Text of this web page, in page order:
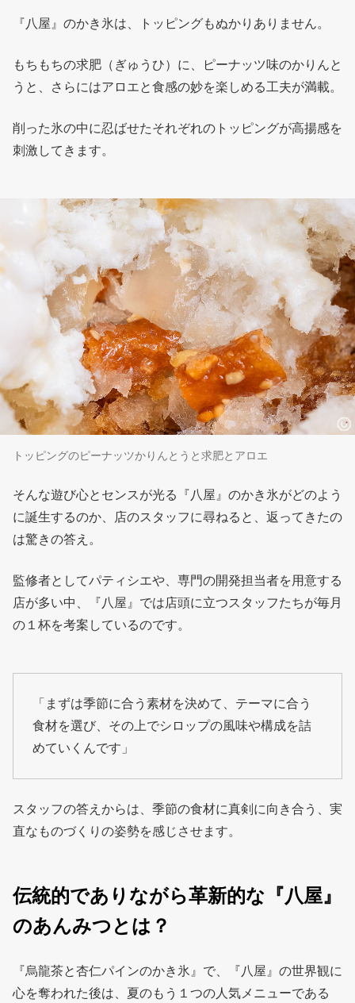
『八屋』のかき氷は、トッピングもぬかりありません。
もちもちの求肥（ぎゅうひ）に、ピーナッツ味のかりんと
うと、さらにはアロエと食感の妙を楽しめる工夫が満載。
削った氷の中に忍ばせたそれぞれのトッピングが高揚感を
刺激してきます。
トッピングのピーナッツかりんとうと求肥とアロエ
そんな遊び心とセンスが光る『八屋』のかき氷がどのよう
に誕生するのか、店のスタッフに尋ねると、返ってきたの
は驚きの答え。
監修者としてパティシエや、専門の開発担当者を用意する
店が多い中、『八屋』では店頭に立つスタッフたちが毎月
の１杯を考案しているのです。
「まずは季節に合う素材を決めて、テーマに合う
食材を選び、その上でシロップの風味や構成を詰
めていくんです」
スタッフの答えからは、季節の食材に真剣に向き合う、実
直なものづくりの姿勢を感じさせます。
伝統的でありながら革新的な『八屋』
のあんみつとは？
『烏龍茶と杏仁パインのかき氷』で、『八屋』の世界観に
心を奪われた後は、夏のもう１つの人気メニューである